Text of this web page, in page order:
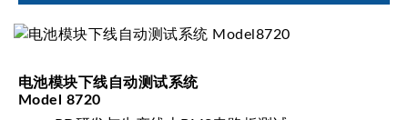
电池模块下线自动测试系统
Model 8720